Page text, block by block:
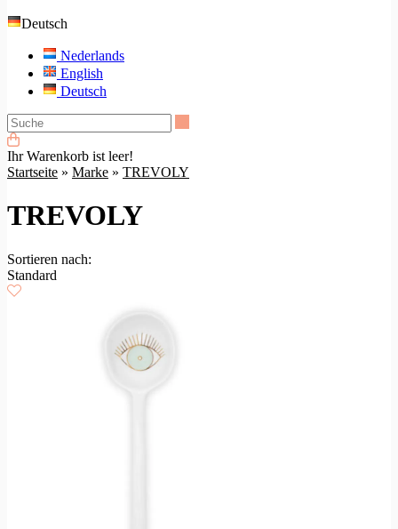
Deutsch
Nederlands
English
Deutsch
Ihr Warenkorb ist leer!
Startseite » Marke » TREVOLY
TREVOLY
Sortieren nach:
Standard